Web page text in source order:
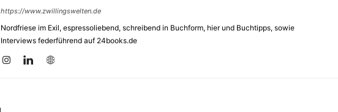
https://www.zwillingswelten.de
Nordfriese im Exil, espressoliebend, schreibend in Buchform, hier und Buchtipps, sowie
Interviews federführend auf 24books.de